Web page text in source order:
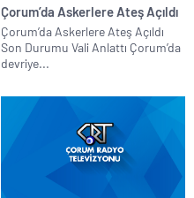
Çorum’da Askerlere Ateş Açıldı
Çorum’da Askerlere Ateş Açıldı
Son Durumu Vali Anlattı Çorum’da
devriye...